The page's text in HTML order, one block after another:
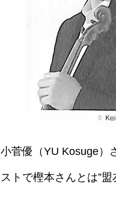
小菅優（YU Kosuge）
ストで樫本さんとは”盟